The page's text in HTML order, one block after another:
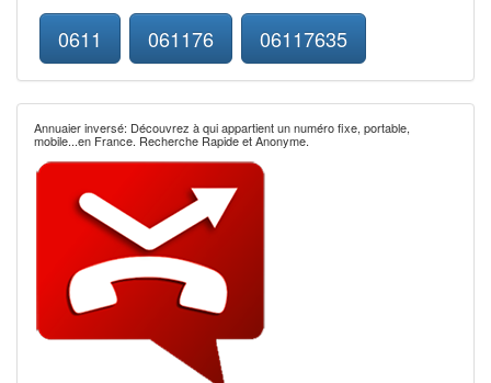
0611 061176 06117635
Annuaier inversé: Découvrez à qui appartient un numéro fixe, portable,
mobile...en France. Recherche Rapide et Anonyme.